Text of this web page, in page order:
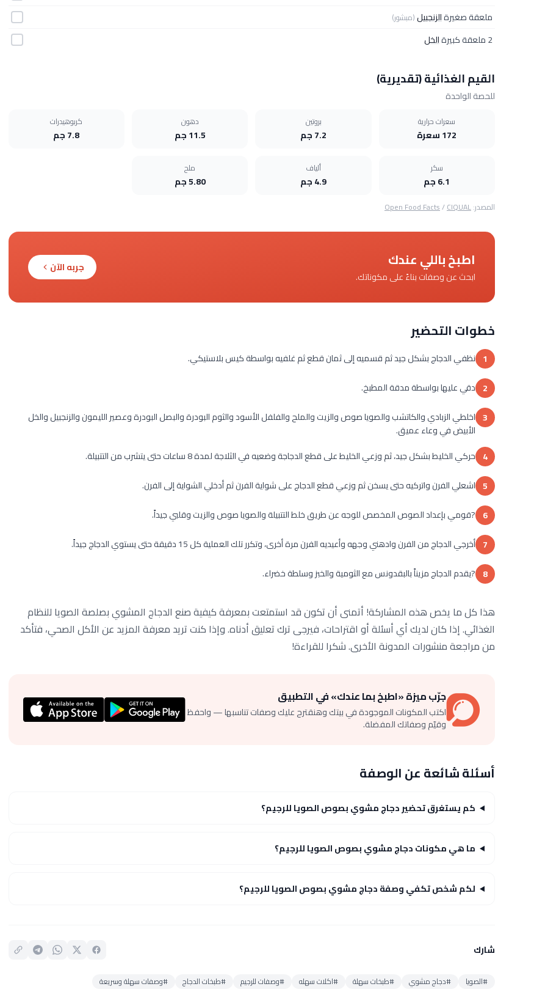
ملعقة صغيرةالزنجبيل(مبشور)
2 ملعقة كبيرة الخل
القيم الغذائية (تقديرية)
للحصة الواحدة
سعرات حرارية
172 سعرة
بروتين
7.2 جم
دهون
11.5 جم
كربوهيدرات
7.8 جم
سكر
6.1 جم
ألياف
4.9 جم
ملح
5.80 جم
المصدر: Open Food Facts/CIQUAL
اطبخ باللي عندك
ابحث عن وصفات بناءً على مكوناتك.
جربه الآن
خطوات التحضير
1 نظفي الدجاج بشكل جيد ثم قسميه إلى ثمان قطع ثم غلفيه بواسطة كيس بلاستيكي.
2 دقي عليها بواسطة مدقة المطبخ.
3 اخلطي الزبادي والكاتشب والصويا صوص والزيت والملح والفلفل الأسود والثوم البودرة والبصل البودرة وعصير الليمون والزنجبيل والخل
الأبيض في وعاء عميق.
4 حركي الخليط بشكل جيد، ثم وزعي الخليط على قطع الدجاجة وضعيه في الثلاجة لمدة 8 ساعات حتى يتشرب من التتبيلة.
5 اشعلي الفرن واتركيه حتى يسخن ثم وزعي قطع الدجاج على شواية الفرن ثم أدخلي الشواية إلى الفرن.
6 ?قومي بإعداد الصوص المخصص للوجه عن طريق خلط التتبيلة والصويا صوص والزيت وقلبي جيداً.
7 أخرجي الدجاج من الفرن وادهني وجهه وأعيديه الفرن مرة أخرى، وتكرر تلك العملية كل 15 دقيقة حتى يستوي الدجاج جيداً.
8 ?يقدم الدجاج مزيناً بالبقدونس مع الثومية والخبز وسلطة خضراء.
هذا كل ما يخص هذه المشاركة! أتمنى أن تكون قد استمتعت بمعرفة كيفية صنع الدجاج المشوي بصلصة الصويا للنظام
الغذائي. إذا كان لديك أي أسئلة أو اقتراحات، فيرجى ترك تعليق أدناه. وإذا كنت تريد معرفة المزيد عن الأكل الصحي، فتأكد
من مراجعة منشورات المدونة الأخرى. شكرا للقراءة!
جرّب ميزة «اطبخ بما عندك» في التطبيق
اكتب المكونات الموجودة في بيتك وهنقترح عليك وصفات تناسبها — واحفظ
وقيّم وصفاتك المفضلة.
أسئلة شائعة عن الوصفة
كم يستغرق تحضير دجاج مشوي بصوص الصويا للرجيم؟
ما هي مكونات دجاج مشوي بصوص الصويا للرجيم؟
لكم شخص تكفي وصفة دجاج مشوي بصوص الصويا للرجيم؟
شارك
#الصويا #دجاج مشوي #طبخات سهلة #اكلات سهله #وصفات للرجيم #طبخات الدجاج #وصفات سهلة وسريعة